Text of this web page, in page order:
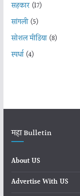
सहकार(17)
सांगली(5)
सोशल मीडिया(8)
स्पर्धा(4)
महा Bulletin
About US
Advertise With US